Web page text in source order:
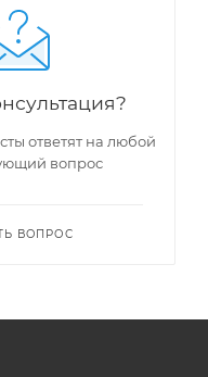
ответят на любой
вопрос
ВОПРОС